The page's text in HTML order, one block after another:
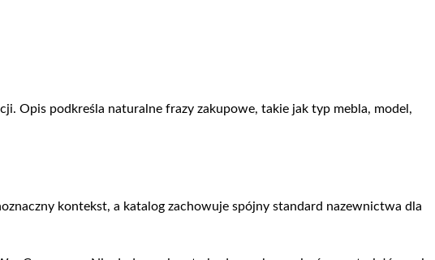
Opis podkreśla naturalne frazy zakupowe, takie jak typ mebla, model,
kontekst, a katalog zachowuje spójny standard nazewnictwa dla